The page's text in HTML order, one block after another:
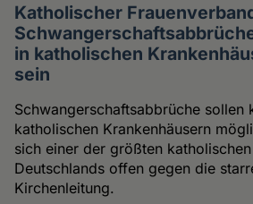
Katholischer
in katholischen
sein
Schwangerschaftsabbrüche sollen
katholischen Krankenhäusern
sich einer der größten
Deutschlands offen gegen die
Kirchenleitung.